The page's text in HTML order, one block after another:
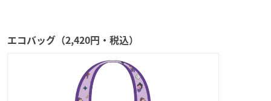
エコバッグ（2,420円・税込）